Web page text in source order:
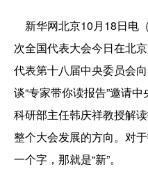
新华网北京10月18日电
次全国代表大会今日在北
代表第十八届中央委员会
谈“专家带你读报告”邀请
科研部主任韩庆祥教授解
整个大会发展的方向。对
一个字，那就是“新”。